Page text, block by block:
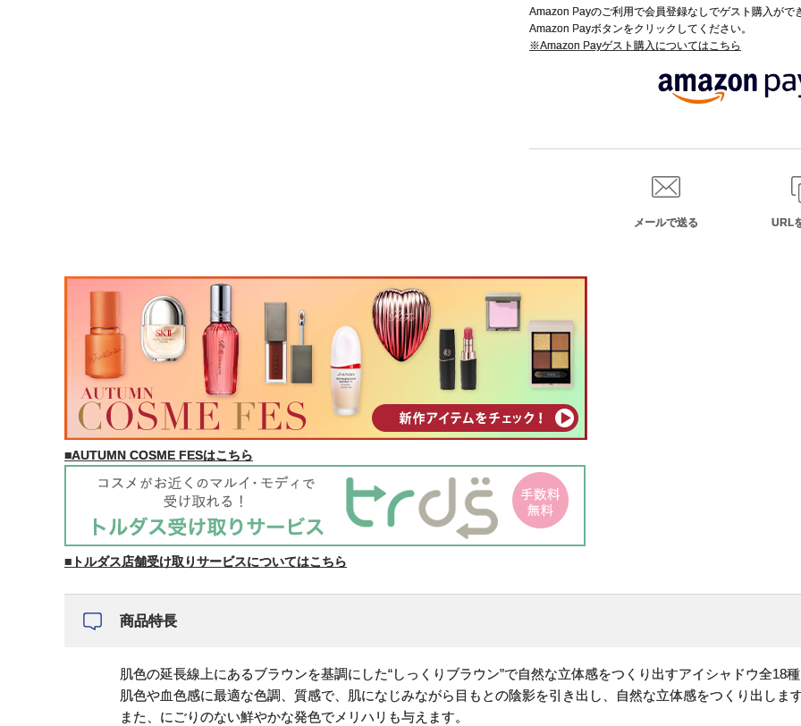
Amazon Payのご利用で会員登録なしでゲスト購入がで
Amazon Payボタンをクリックしてください。
※Amazon Payゲスト購入についてはこちら
メールで送る URL
■AUTUMN COSME FESはこちら
■トルダス店舗受け取りサービスについてはこちら
商品特長
肌色の延長線上にあるブラウンを基調にした“しっくりブラウン”で自然な立体感をつくり出すアイシャドウ全18
肌色や血色感に最適な色調、質感で、肌になじみながら目もとの陰影を引き出し、自然な立体感をつくり出しま
また、にごりのない鮮やかな発色でメリハリも与えます。